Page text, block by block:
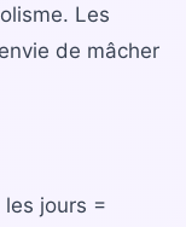
Les
de mâcher
jours =